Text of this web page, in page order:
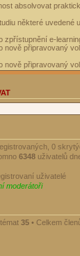
absolvovat
některé uvedené
zpřístupnění e-
nově připravovaný
nově připravovaný
0
6348 uživatelů
uživatelé
moderátoři
35 • Celkem